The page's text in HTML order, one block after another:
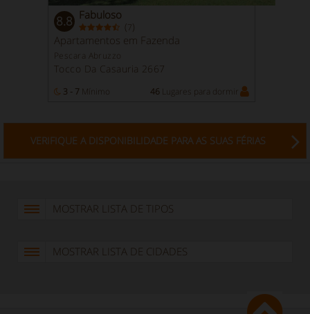
8.8 Fabuloso
( 7 )
Apartamentos em Fazenda
Pescara Abruzzo
Tocco Da Casauria 2667
3 - 7 Mínimo 46 Lugares para dormir
VERIFIQUE A DISPONIBILIDADE PARA AS SUAS FÉRIAS
MOSTRAR LISTA DE TIPOS
MOSTRAR LISTA DE CIDADES